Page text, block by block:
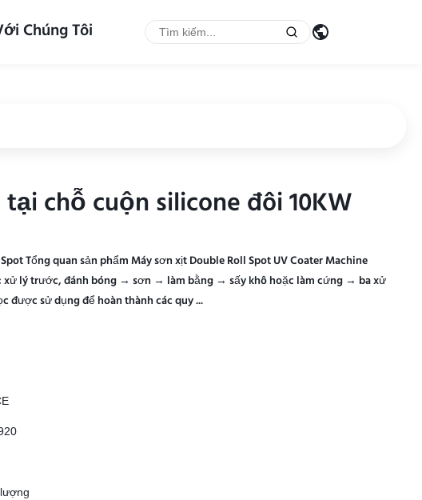
Chúng Tôi
chỗ cuộn silicone đôi 10KW
chỗ cuộn silicone đôi 10KW
Tổng quan sản phẩm Máy sơn xịt Double Roll Spot UV Coater Machine
xử lý trước, đánh bóng → sơn → làm bằng → sấy khô hoặc làm cứng → ba xử
được sử dụng để hoàn thành các quy ...